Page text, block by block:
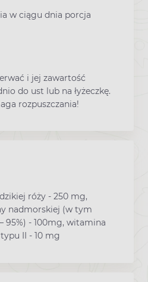
w ciągu dnia porcja
i jej zawartość
do ust lub na łyżeczkę.
rozpuszczania!
róży - 250 mg,
nadmorskiej (w tym
95%) - 100mg, witamina
II - 10 mg